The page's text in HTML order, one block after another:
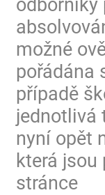
odborníky
možné
pořádána
případě
jednotlivá
nyní opět
která
stránce